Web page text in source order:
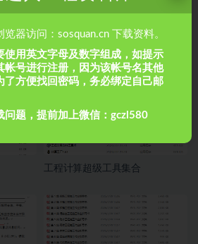
重庆市建设工程技术用表相关资
料
工程计算超级工具集合
览器访问：sosquan.cn 下载资料。
使用英文字母及数字组成，如提示
帐号进行注册，因为该帐号名其他
了方便找回密码，务必绑定自己邮
问题，提前加上微信：gczl580